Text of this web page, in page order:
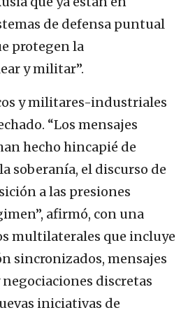
de defensa puntual
protegen la
y militar”.
y militares-industriales
“Los mensajes
hecho hincapié de
soberanía, el discurso de
a las presiones
afirmó, con una
multilaterales que incluye
sincronizados, mensajes
discretas
iniciativas de